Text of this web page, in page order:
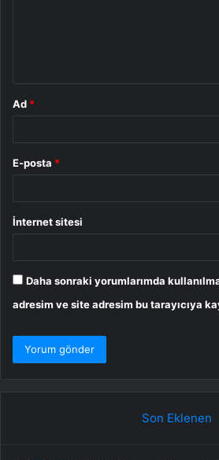
Ad *
E-posta *
İnternet sitesi
Daha sonraki yorumlarımda
adresim ve site adresim bu tarayıcıya
Son Eklenen